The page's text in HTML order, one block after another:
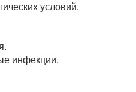
условий.
инфекции.